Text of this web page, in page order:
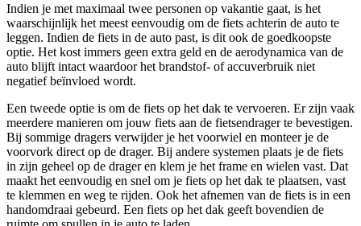
Indien je met maximaal twee personen op vakantie gaat, is het
waarschijnlijk het meest eenvoudig om de fiets achterin de auto te
leggen. Indien de fiets in de auto past, is dit ook de goedkoopste
optie. Het kost immers geen extra geld en de aerodynamica van de
auto blijft intact waardoor het brandstof- of accuverbruik niet
negatief beïnvloed wordt.
Een tweede optie is om de fiets op het dak te vervoeren. Er zijn vaak
meerdere manieren om jouw fiets aan de fietsendrager te bevestigen.
Bij sommige dragers verwijder je het voorwiel en monteer je de
voorvork direct op de drager. Bij andere systemen plaats je de fiets
in zijn geheel op de drager en klem je het frame en wielen vast. Dat
maakt het eenvoudig en snel om je fiets op het dak te plaatsen, vast
te klemmen en weg te rijden. Ook het afnemen van de fiets is in een
handomdraai gebeurd. Een fiets op het dak geeft bovendien de